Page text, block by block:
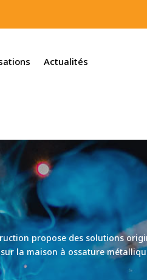
Actualités
propose des solutions
la maison à ossature